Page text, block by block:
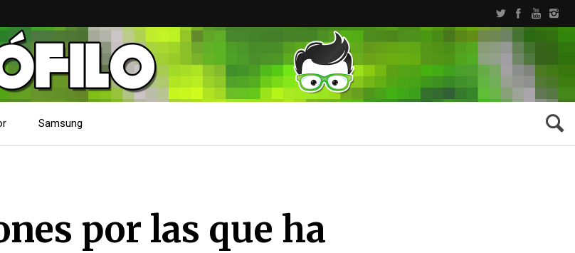
Samsung
por las que ha